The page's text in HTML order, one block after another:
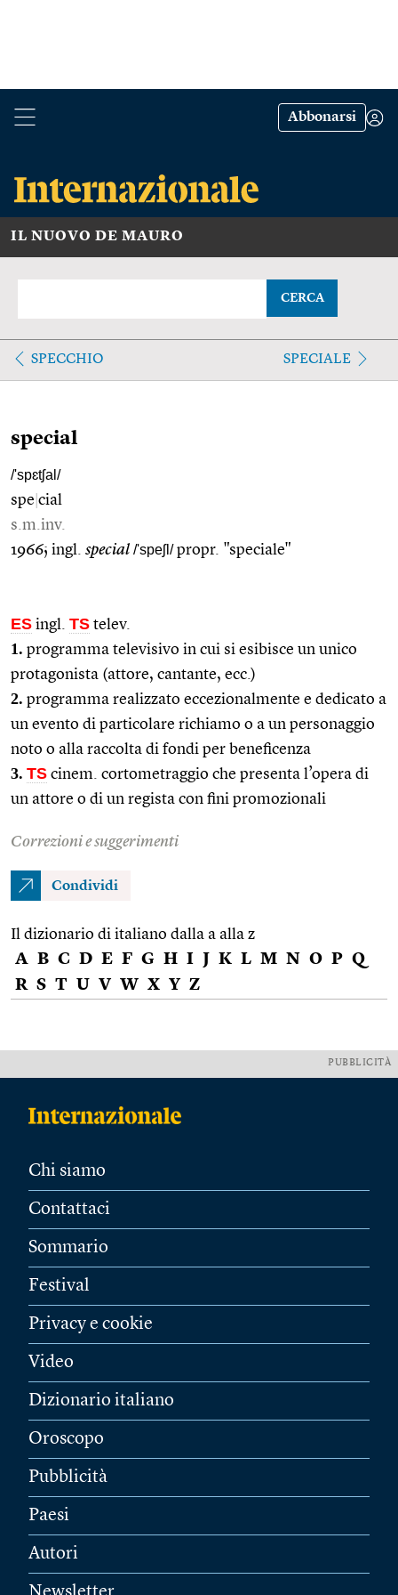
Abbonarsi
IL NUOVO DE MAURO
CERCA
SPECCHIO SPECIALE
special
/'spɛtʃal/
spe cial
s.m.inv.
1966; ingl. special /'speʃl/propr. "speciale"
ES ingl. TS telev.
1. programma televisivo in cui si esibisce un unico
protagonista (attore, cantante, ecc.)
2. programma realizzato eccezionalmente e dedicato a
un evento di particolare richiamo o a un personaggio
noto o alla raccolta di fondi per beneficenza
3. TS cinem. cortometraggio che presenta l’opera di
un attore o di un regista con fini promozionali
Correzioni e suggerimenti
Condividi
Il dizionario di italiano dalla a alla z
A B C D E F G H I J K L M N O P Q
R S T U V W X Y Z
PUBBLICITÀ
Chi siamo
Contattaci
Sommario
Festival
Privacy e cookie
Video
Dizionario italiano
Oroscopo
Pubblicità
Paesi
Autori